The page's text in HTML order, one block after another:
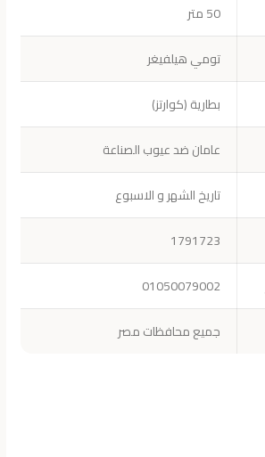
50 متر
تومي هيلفيغر
بطارية (كوارتز)
عامان ضد عيوب الصناعة
تاريخ الشهر و الاسبوع
1791723
01050079002
جميع محافظات مصر